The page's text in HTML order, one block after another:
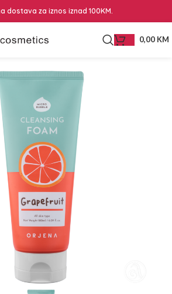
dostava za iznos iznad 100KM.
0,00 KM